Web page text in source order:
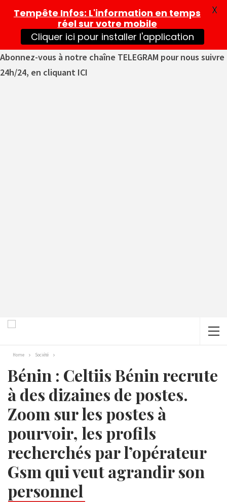
Abonnez-vous à notre chaîne TELEGRAM pour nous suivre
24h/24, en cliquant ICI
Home Société
Bénin : Celtiis Bénin recrute
à des dizaines de postes.
Zoom sur les postes à
pourvoir, les profils
recherchés par l’opérateur
Gsm qui veut agrandir son
personnel
Tempête Infos: L'information en temps
réel sur votre mobile
Cliquer ici pour installer l'application
X